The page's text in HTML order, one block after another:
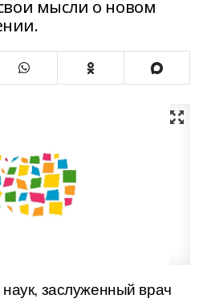
мысли о новом
заслуженный врач